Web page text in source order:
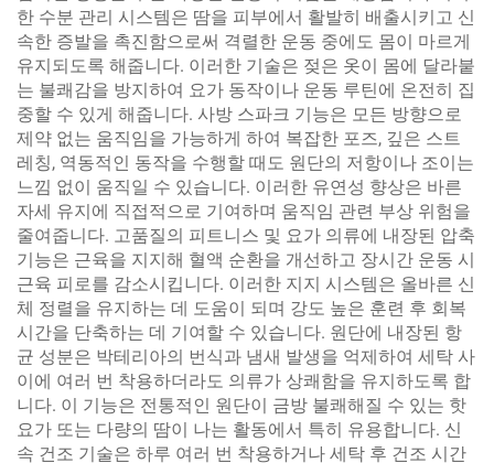
한 수분 관리 시스템은 땀을 피부에서 활발히 배출시키고 신
속한 증발을 촉진함으로써 격렬한 운동 중에도 몸이 마르게
유지되도록 해줍니다. 이러한 기술은 젖은 옷이 몸에 달라붙
는 불쾌감을 방지하여 요가 동작이나 운동 루틴에 온전히 집
중할 수 있게 해줍니다. 사방 스파크 기능은 모든 방향으로
제약 없는 움직임을 가능하게 하여 복잡한 포즈, 깊은 스트
레칭, 역동적인 동작을 수행할 때도 원단의 저항이나 조이는
느낌 없이 움직일 수 있습니다. 이러한 유연성 향상은 바른
자세 유지에 직접적으로 기여하며 움직임 관련 부상 위험을
줄여줍니다. 고품질의 피트니스 및 요가 의류에 내장된 압축
기능은 근육을 지지해 혈액 순환을 개선하고 장시간 운동 시
근육 피로를 감소시킵니다. 이러한 지지 시스템은 올바른 신
체 정렬을 유지하는 데 도움이 되며 강도 높은 훈련 후 회복
시간을 단축하는 데 기여할 수 있습니다. 원단에 내장된 항
균 성분은 박테리아의 번식과 냄새 발생을 억제하여 세탁 사
이에 여러 번 착용하더라도 의류가 상쾌함을 유지하도록 합
니다. 이 기능은 전통적인 원단이 금방 불쾌해질 수 있는 핫
요가 또는 다량의 땀이 나는 활동에서 특히 유용합니다. 신
속 건조 기술은 하루 여러 번 착용하거나 세탁 후 건조 시간